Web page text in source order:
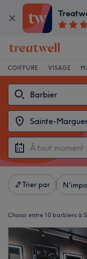
COIFFURE VISAGE
Trier par
Choisir entre 10 barbiers à